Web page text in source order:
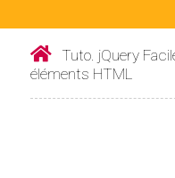
Tuto. jQuery
éléments HTML